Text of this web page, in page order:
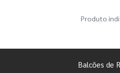
Produto
Balcões de